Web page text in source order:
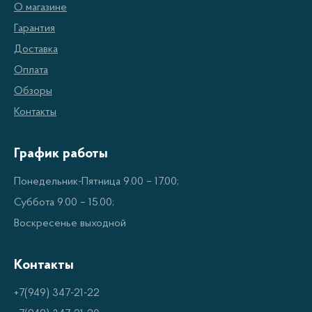
Виды стабилизаторов напряжения
Существует несколько видов стабилизаторов
напряжения, и одним из наиболее
распространенных является сервоприводный
Стабилизатор напряжения
О магазине
Гарантия
Доставка
Оплата
Обзоры
Контакты
График работы
Понедельник-Пятница 9.00 – 17.00;
Суббота 9.00 – 15.00;
Воскресенье выходной
Контакты
+7(949) 347-21-22